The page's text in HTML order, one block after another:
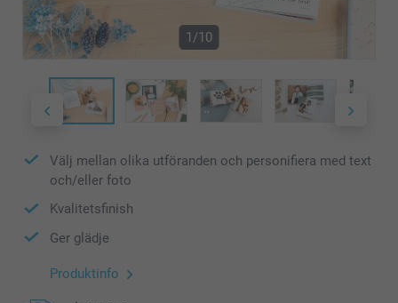
1/10
Välj mellan olika utföranden och personifiera med text
och/eller foto
Kvalitetsfinish
Ger glädje
Produktinfo